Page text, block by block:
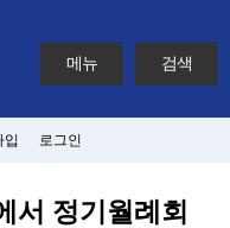
메뉴 검색
입 로그인
서 정기월례회